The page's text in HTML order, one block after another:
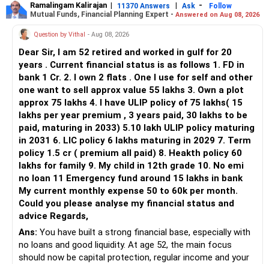
Ramalingam Kalirajan | 11370 Answers | Ask -
Follow
Mutual Funds, Financial Planning Expert - Answered on Aug 08, 2026
Question by Vithal - Aug 08, 2026
Dear Sir, I am 52 retired and worked in gulf for 20
years . Current financial status is as follows 1. FD in
bank 1 Cr. 2. I own 2 flats . One I use for self and other
one want to sell approx value 55 lakhs 3. Own a plot
approx 75 lakhs 4. I have ULIP policy of 75 lakhs( 15
lakhs per year premium , 3 years paid, 30 lakhs to be
paid, maturing in 2033) 5.10 lakh ULIP policy maturing
in 2031 6. LIC policy 6 lakhs maturing in 2029 7. Term
policy 1.5 cr ( premium all paid) 8. Heakth policy 60
lakhs for family 9. My child in 12th grade 10. No emi
no loan 11 Emergency fund around 15 lakhs in bank
My current monthly expense 50 to 60k per month.
Could you please analyse my financial status and
advice Regards,
Ans: You have built a strong financial base, especially with
no loans and good liquidity. At age 52, the main focus
should now be capital protection, regular income and your